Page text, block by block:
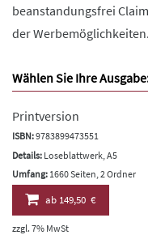
beanstandungsfrei
der
Wählen Sie Ihre
Printversion
ISBN:9783899473551
Details: Loseblattwerk, A5
Umfang: 1660 Seiten, 2 Ordner
ab149,50 €
zzgl. 7% MwSt